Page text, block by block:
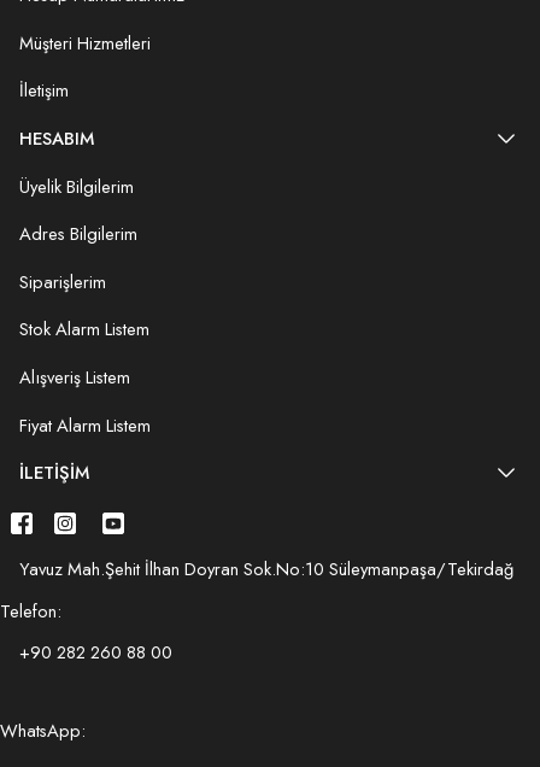
Müşteri Hizmetleri
İletişim
HESABIM
Üyelik Bilgilerim
Adres Bilgilerim
Siparişlerim
Stok Alarm Listem
Alışveriş Listem
Fiyat Alarm Listem
İLETIŞIM
Yavuz Mah.Şehit İlhan Doyran Sok.No:10 Süleymanpaşa/Tekirdağ
Telefon:
+90 282 260 88 00
WhatsApp: